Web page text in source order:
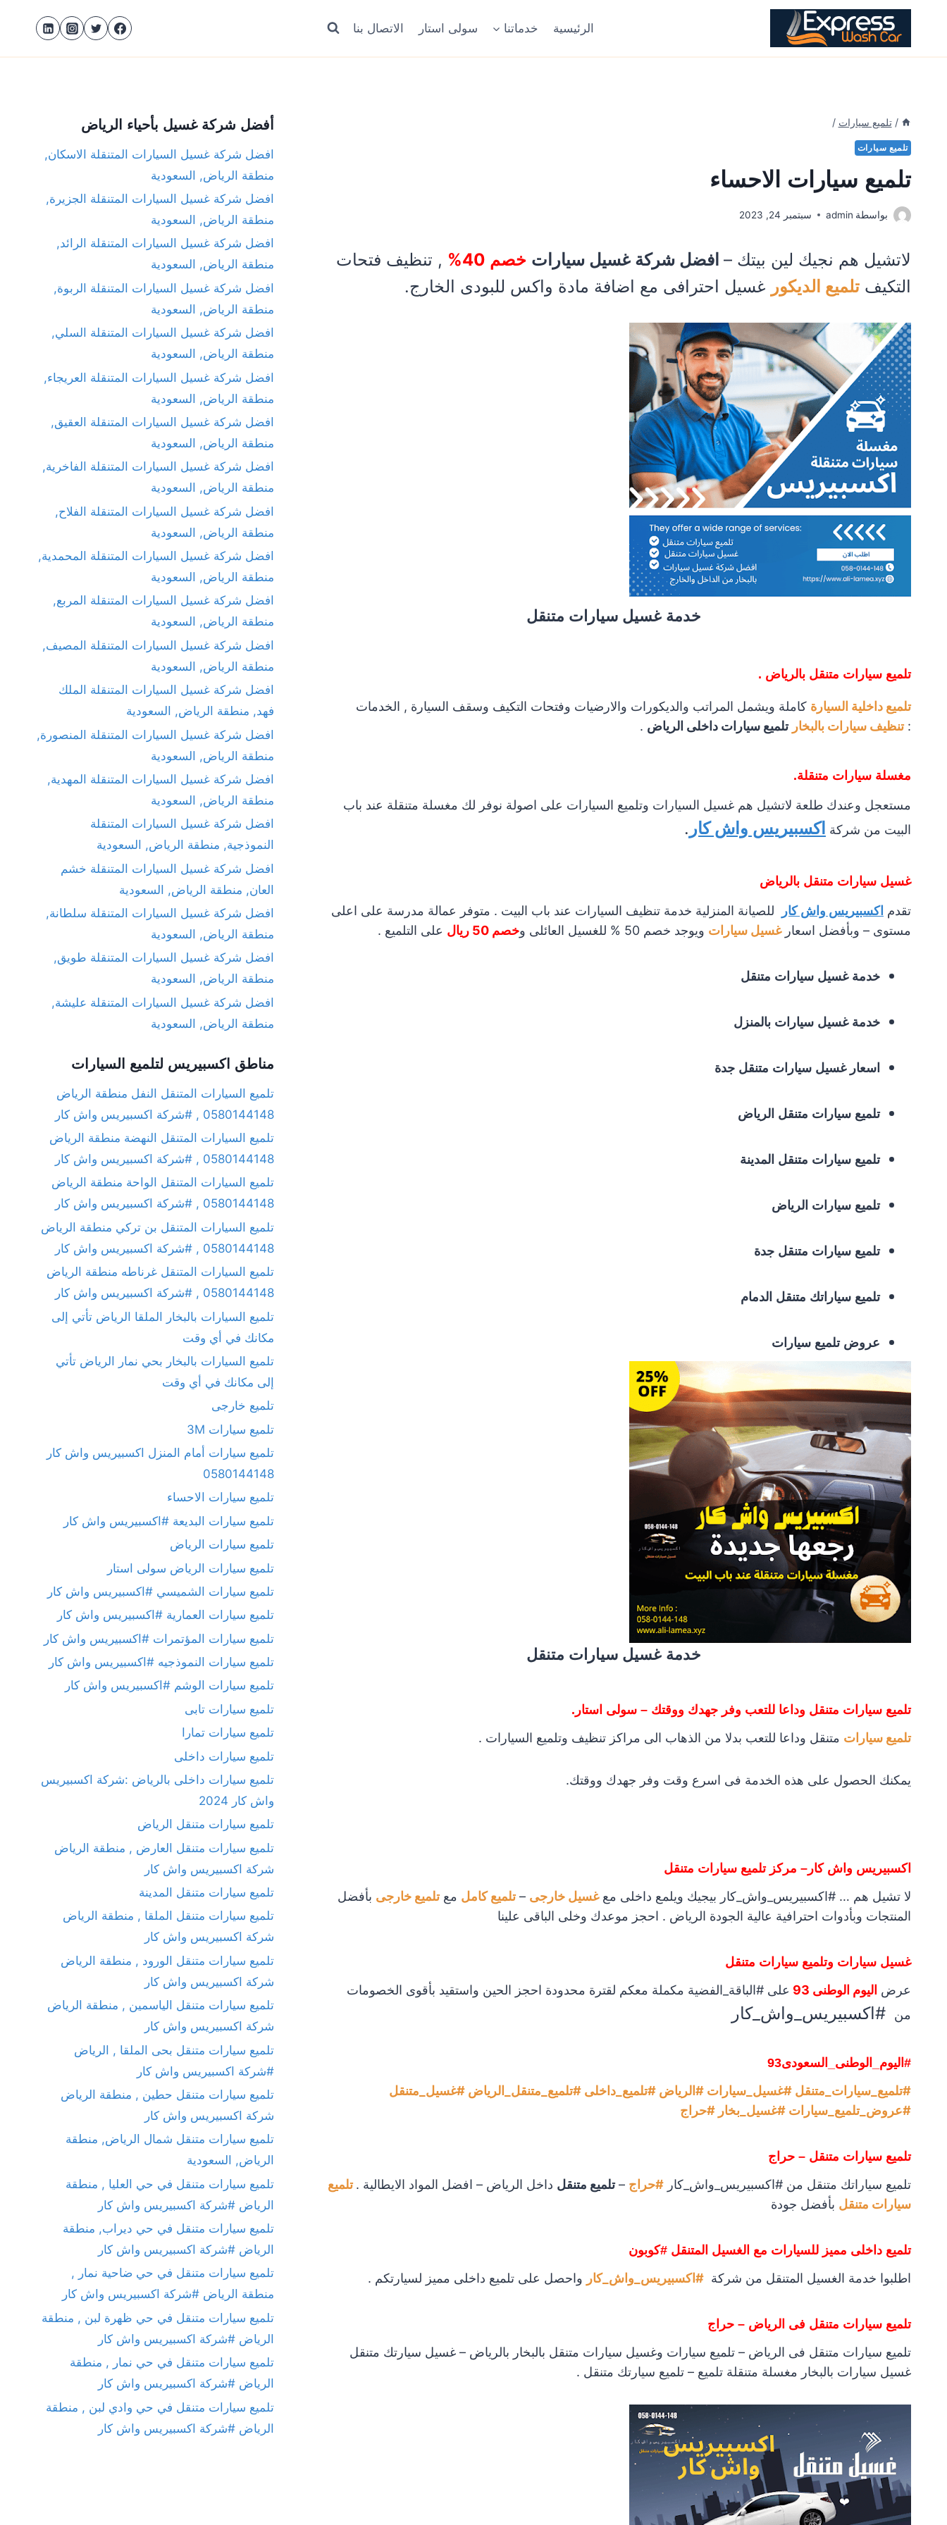
content
الرئيسية خدماتنا سولى استار الاتصال بنا
/ تلميع سيارات /
تلميع سيارات
تلميع سيارات الاحساء
بواسطة admin سبتمبر 24, 2023
لاتشيل هم نجيك لين بيتك – افضل شركة غسيل سيارات خصم 40%
, تنظيف فتحات
التكيف تلميع الديكور غسيل احترافى مع اضافة مادة واكس للبودى الخارج.
خدمة غسيل سيارات متنقل
تلميع سيارات متنقل بالرياض .
تلميع داخلية السيارة كاملة ويشمل المراتب والديكورات والارضيات وفتحات التكيف وسقف السيارة , الخدمات
:تنظيف سيارات بالبخار تلميع سيارات داخلى الرياض .
مغسلة سيارات متنقلة.
مستعجل وعندك طلعة لاتشيل هم غسيل السيارات وتلميع السيارات على اصولة نوفر لك مغسلة متنقلة عند باب
البيت من شركة اكسبيريس واش كار .
غسيل سيارات متنقل بالرياض
تقدم اكسبيريس واش كار
للصيانة المنزلية خدمة تنظيف السيارات عند باب البيت . متوفر عمالة مدرسة على اعلى
مستوى – وبأفضل اسعارغسيل سيارات ويوجد خصم 50 % للغسيل العائلى و خصم 50 ريال على التلميع .
خدمة غسيل سيارات متنقل
خدمة غسيل سيارات بالمنزل
اسعار غسيل سيارات متنقل جدة
تلميع سيارات متنقل الرياض
تلميع سيارات متنقل المدينة
تلميع سيارات الرياض
تلميع سيارات متنقل جدة
تلميع سياراتك متنقل الدمام
عروض تلميع سيارات
خدمة غسيل سيارات متنقل
تلميع سيارات متنقل وداعا للتعب وفر جهدك ووقتك – سولى استار.
تلميع سيارات متنقل وداعا للتعب بدلا من الذهاب الى مراكز تنظيف وتلميع السيارات .
يمكنك الحصول على هذه الخدمة فى اسرع وقت وفر جهدك ووقتك.
اكسبيريس واش كار– مركز تلميع سيارات متنقل
لا تشيل هم … #اكسبيريس_واش_كار بيجيك ويلمع داخلى معغسيل خارجى –تلميع كامل معتلميع خارجى بأفضل
المنتجات وبأدوات احترافية عالية الجودة الرياض . احجز موعدك وخلى الباقى علينا
غسيل سيارات وتلميع سيارات متنقل
عرض اليوم الوطنى 93
على #الباقة_الفضية مكملة معكم لقترة محدودة احجز الحين واستقيد بأقوى الخصومات
من
#اكسبيريس_واش_كار
#اليوم_الوطنى_السعودى93
#تلميع_سيارات_متنقل #غسيل_سيارات #الرياض #تلميع_داخلى #تلميع_متنقل_الرياض #غسيل_متنقل
#عروض_تلميع_سيارات #غسيل_بخار #حراج
تلميع سيارات متنقل – حراج
تلميع سياراتك متنقل من #اكسبيريس_واش_كار#حراج –تلميع متنقل داخل الرياض – افضل المواد الايطالية .تلميع
سيارات متنقل بأفضل جودة
تلميع داخلى مميز للسيارات مع الغسيل المتنقل #كوبون
اطلبوا خدمة الغسيل المتنقل من شركة#اكسبيريس_واش_كار واحصل على تلميع داخلى مميز لسيارتكم .
تلميع سيارات متنقل فى الرياض – حراج
تلميع سيارات متنقل فى الرياض – تلميع سيارات وغسيل سيارات متنقل بالبخار بالرياض – غسيل سيارتك متنقل
غسيل سيارات بالبخار مغسلة متنقلة تلميع – تلميع سيارتك متنقل .
أفضل شركة غسيل بأحياء الرياض
افضل شركة غسيل السيارات المتنقلة الاسكان,
منطقة الرياض, السعودية
افضل شركة غسيل السيارات المتنقلة الجزيرة,
منطقة الرياض, السعودية
افضل شركة غسيل السيارات المتنقلة الرائد,
منطقة الرياض, السعودية
افضل شركة غسيل السيارات المتنقلة الربوة,
منطقة الرياض, السعودية
افضل شركة غسيل السيارات المتنقلة السلي,
منطقة الرياض, السعودية
افضل شركة غسيل السيارات المتنقلة العريجاء,
منطقة الرياض, السعودية
افضل شركة غسيل السيارات المتنقلة العقيق,
منطقة الرياض, السعودية
افضل شركة غسيل السيارات المتنقلة الفاخرية,
منطقة الرياض, السعودية
افضل شركة غسيل السيارات المتنقلة الفلاح,
منطقة الرياض, السعودية
افضل شركة غسيل السيارات المتنقلة المحمدية,
منطقة الرياض, السعودية
افضل شركة غسيل السيارات المتنقلة المربع,
منطقة الرياض, السعودية
افضل شركة غسيل السيارات المتنقلة المصيف,
منطقة الرياض, السعودية
افضل شركة غسيل السيارات المتنقلة الملك
فهد, منطقة الرياض, السعودية
افضل شركة غسيل السيارات المتنقلة المنصورة,
منطقة الرياض, السعودية
افضل شركة غسيل السيارات المتنقلة المهدية,
منطقة الرياض, السعودية
افضل شركة غسيل السيارات المتنقلة
النموذجية, منطقة الرياض, السعودية
افضل شركة غسيل السيارات المتنقلة خشم
العان, منطقة الرياض, السعودية
افضل شركة غسيل السيارات المتنقلة سلطانة,
منطقة الرياض, السعودية
افضل شركة غسيل السيارات المتنقلة طويق,
منطقة الرياض, السعودية
افضل شركة غسيل السيارات المتنقلة عليشة,
منطقة الرياض, السعودية
مناطق اكسبيريس لتلميع السيارات
تلميع السيارات المتنقل النفل منطقة الرياض
0580144148 , #شركة اكسبيريس واش كار
تلميع السيارات المتنقل النهضة منطقة الرياض
0580144148 , #شركة اكسبيريس واش كار
تلميع السيارات المتنقل الواحة منطقة الرياض
0580144148 , #شركة اكسبيريس واش كار
تلميع السيارات المتنقل بن تركي منطقة الرياض
0580144148 , #شركة اكسبيريس واش كار
تلميع السيارات المتنقل غرناطه منطقة الرياض
0580144148 , #شركة اكسبيريس واش كار
تلميع السيارات بالبخار الملقا الرياض تأتي إلى
مكانك في أي وقت
تلميع السيارات بالبخار بحي نمار الرياض تأتي
إلى مكانك في أي وقت
تلميع خارجى
تلميع سيارات 3M
تلميع سيارات أمام المنزل اكسبيريس واش كار
0580144148
تلميع سيارات الاحساء
تلميع سيارات البديعة #اكسبيريس واش كار
تلميع سيارات الرياض
تلميع سيارات الرياض سولى استار
تلميع سيارات الشميسي #اكسبيريس واش كار
تلميع سيارات العمارية #اكسبيريس واش كار
تلميع سيارات المؤتمرات #اكسبيريس واش كار
تلميع سيارات النموذجيه #اكسبيريس واش كار
تلميع سيارات الوشم #اكسبيريس واش كار
تلميع سيارات تابى
تلميع سيارات تمارا
تلميع سيارات داخلى
تلميع سيارات داخلى بالرياض :شركة اكسبيريس
واش كار 2024
تلميع سيارات متنقل الرياض
تلميع سيارات متنقل العارض , منطقة الرياض
شركة اكسبيريس واش كار
تلميع سيارات متنقل المدينة
تلميع سيارات متنقل الملقا , منطقة الرياض
شركة اكسبيريس واش كار
تلميع سيارات متنقل الورود , منطقة الرياض
شركة اكسبيريس واش كار
تلميع سيارات متنقل الياسمين , منطقة الرياض
شركة اكسبيريس واش كار
تلميع سيارات متنقل بحى الملقا , الرياض
#شركة اكسبيريس واش كار
تلميع سيارات متنقل حطين , منطقة الرياض
شركة اكسبيريس واش كار
تلميع سيارات متنقل شمال الرياض, منطقة
الرياض, السعودية
تلميع سيارات متنقل في حي العليا , منطقة
الرياض #شركة اكسبيريس واش كار
تلميع سيارات متنقل في حي ديراب, منطقة
الرياض #شركة اكسبيريس واش كار
تلميع سيارات متنقل في حي ضاحية نمار ,
منطقة الرياض #شركة اكسبيريس واش كار
تلميع سيارات متنقل في حي ظهرة لبن , منطقة
الرياض #شركة اكسبيريس واش كار
تلميع سيارات متنقل في حي نمار , منطقة
الرياض #شركة اكسبيريس واش كار
تلميع سيارات متنقل في حي وادي لبن , منطقة
الرياض #شركة اكسبيريس واش كار